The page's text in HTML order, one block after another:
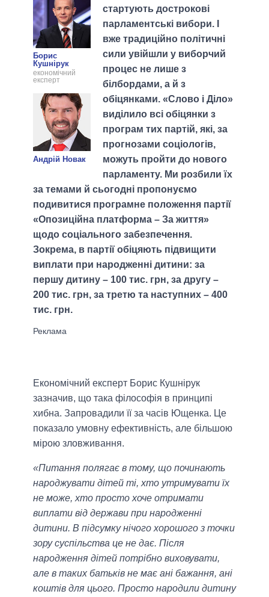
Борис
Кушнірук
економічний
експерт
Андрій Новак
стартують дострокові
парламентські вибори. І
вже традиційно політичні
сили увійшли у виборчий
процес не лише з
білбордами, а й з
обіцянками. «Слово і Діло»
виділило всі обіцянки з
програм тих партій, які, за
прогнозами соціологів,
можуть пройти до нового
парламенту. Ми розбили їх
за темами й сьогодні пропонуємо
подивитися програмне положення партії
«Опозиційна платформа – За життя»
щодо соціального забезпечення.
Зокрема, в партії обіцяють підвищити
виплати при народженні дитини: за
першу дитину – 100 тис. грн, за другу –
200 тис. грн, за третю та наступних – 400
тис. грн.
Економічний експерт Борис Кушнірук
зазначив, що така філософія в принципі
хибна. Запровадили її за часів Ющенка. Це
показало умовну ефективність, але більшою
мірою зловживання.
«Питання полягає в тому, що починають
народжувати дітей ті, хто утримувати їх
не може, хто просто хоче отримати
виплати від держави при народженні
дитини. В підсумку нічого хорошого з точки
зору суспільства це не дає. Після
народження дітей потрібно виховувати,
але в таких батьків не має ані бажання, ані
коштів для цього. Просто народили дитину